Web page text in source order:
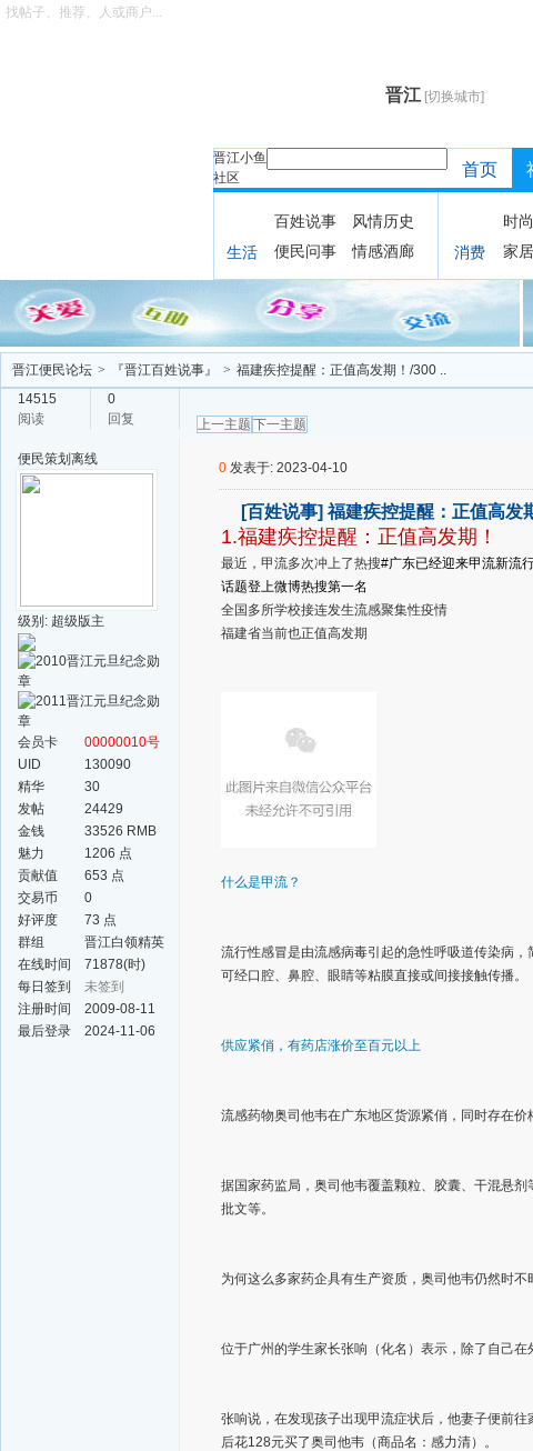
晋江 [切换城市]
晋江小鱼
社区
找帖子、推荐、人或商户...
首页
生活
百姓说事
风情历史
便民问事
情感酒廊 消费
时
家
晋江便民论坛 > 『晋江百姓说事』 > 福建疾控提醒：正值高发期！/300 ..
14515
阅读
0
回复
上一主题 下一主题
便民策划 离线
级别: 超级版主
会员卡
00000010号
UID
130090
精华
30
发帖
24429
金钱
33526 RMB
魅力
1206 点
贡献值
653 点
交易币
0
好评度
73 点
群组
晋江白领精英
群
在线时间
71878(时)
每日签到
未签到
注册时间
2009-08-11
最后登录
2024-11-06
0 发表于: 2023-04-10
[百姓说事] 福建疾控提醒：正值高
1.福建疾控提醒：正值高发期！
最近，甲流多次冲上了热搜#广东已经迎来甲流新流
话题登上微博热搜第一名
全国多所学校接连发生流感聚集性疫情
福建省当前也正值高发期
什么是甲流？
流行性感冒是由流感病毒引起的急性呼吸道传染病
可经口腔、鼻腔、眼睛等粘膜直接或间接接触传播。
供应紧俏，有药店涨价至百元以上
流感药物奥司他韦在广东地区货源紧俏，同时存在价
据国家药监局，奥司他韦覆盖颗粒、胶囊、干混悬
批文等。
为何这么多家药企具有生产资质，奥司他韦仍然时不
位于广州的学生家长张响（化名）表示，除了自己在
张响说，在发现孩子出现甲流症状后，他妻子便前
后花128元买了奥司他韦（商品名：感力清）。